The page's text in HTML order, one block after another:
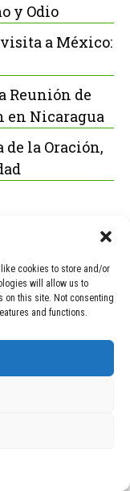
cookies to store and/or
will allow us to
on this site. Not consenting
and functions.
y Odio
a México:
Reunión de
en Nicaragua
de la Oración,
2025
en
km de
de carga
45 km y
una